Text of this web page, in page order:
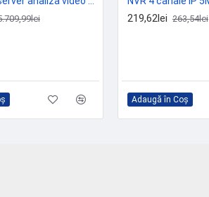
219,62lei 263,54lei
Adaugă în Coş